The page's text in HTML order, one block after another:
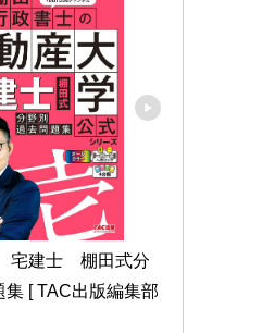
宅建士　棚田式分
集 [ TAC出版編集部